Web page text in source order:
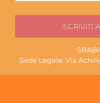
Sede Legale: Via
Magazzino ritiro: Via